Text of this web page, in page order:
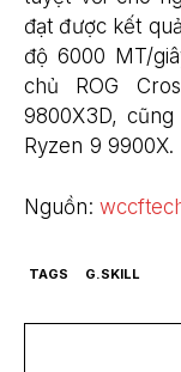
đạt được kết
độ 6000 MT/
chủ ROG
9800X3D,
Ryzen 9 9900X.
Nguồn:
TAGS G.SKILL